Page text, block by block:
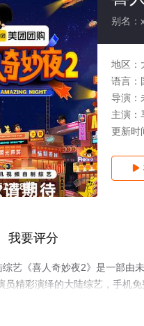
期
别名：
地区：
语言：
导演：
主演：
更新时

我要评分
艺《喜人奇妙夜2》是一部由
员精彩演绎的大陆综艺，手机